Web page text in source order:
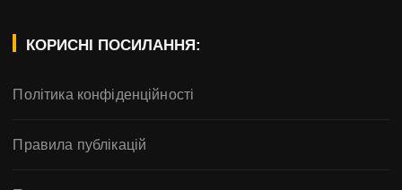
КОРИСНІ ПОСИЛАННЯ:
Політика конфіденційності
Правила публікацій